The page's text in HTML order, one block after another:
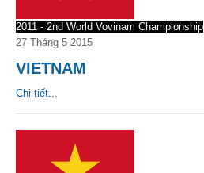
2011 - 2nd World Vovinam Championship
27 Tháng 5 2015
VIETNAM
Chi tiết...